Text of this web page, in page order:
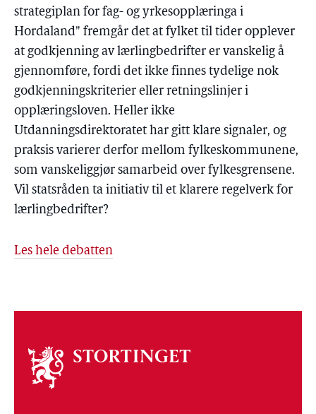
strategiplan for fag- og yrkesopplæringa i
Hordaland" fremgår det at fylket til tider opplever
at godkjenning av lærlingbedrifter er vanskelig å
gjennomføre, fordi det ikke finnes tydelige nok
godkjenningskriterier eller retningslinjer i
opplæringsloven. Heller ikke
Utdanningsdirektoratet har gitt klare signaler, og
praksis varierer derfor mellom fylkeskommunene,
som vanskeliggjør samarbeid over fylkesgrensene.
Vil statsråden ta initiativ til et klarere regelverk for
lærlingbedrifter?
Les hele debatten
Om
stortinget